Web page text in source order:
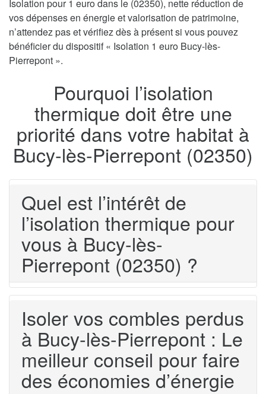
Isolation pour 1 euro dans le (02350), nette réduction de
vos dépenses en énergie et valorisation de patrimoine,
n’attendez pas et vérifiez dès à présent si vous pouvez
bénéficier du dispositif « Isolation 1 euro Bucy-lès-
Pierrepont ».
Pourquoi l’isolation
thermique doit être une
priorité dans votre habitat à
Bucy-lès-Pierrepont (02350)
Quel est l’intérêt de
l’isolation thermique pour
vous à Bucy-lès-
Pierrepont (02350) ?
Isoler vos combles perdus
à Bucy-lès-Pierrepont : Le
meilleur conseil pour faire
des économies d’énergie